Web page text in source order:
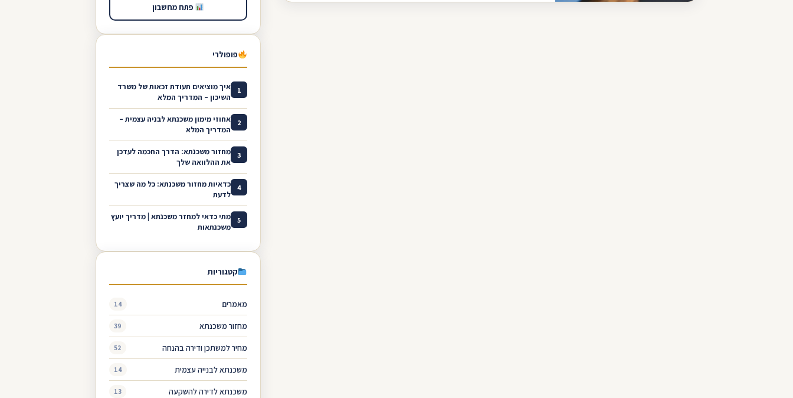
פתח מחשבון
פופולרי
1
איך מוציאים תעודת זכאות של משרד
השיכון – המדריך המלא
2
אחוזי מימון משכנתא לבניה עצמית –
המדריך המלא
3
מחזור משכנתא: הדרך החכמה לעדכן
את ההלוואה שלך
4
כדאיות מחזור משכנתא: כל מה שצריך
לדעת
5
מתי כדאי למחזר משכנתא | מדריך יועץ
משכנתאות
קטגוריות
מאמרים 14
מחזור משכנתא 39
מחיר למשתכן ודירה בהנחה 52
משכנתא לבנייה עצמית 14
משכנתא לדירה להשקעה 13